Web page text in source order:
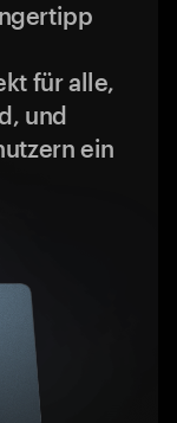
für alle,
und
ein